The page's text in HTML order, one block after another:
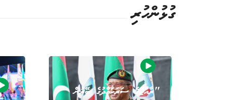
ގުޅުންހުރި
"ރާއްޖޭގެ ސަރަހައްދުގެ ބޭރުން